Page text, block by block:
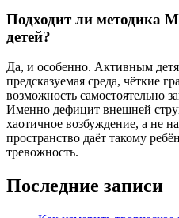
Подходит ли методика
детей?
Да, и особенно. Активным
предсказуемая среда, чёткие
возможность самостоятельно
Именно дефицит внешней
хаотичное возбуждение, а не
пространство даёт такому
тревожность.
Последние записи